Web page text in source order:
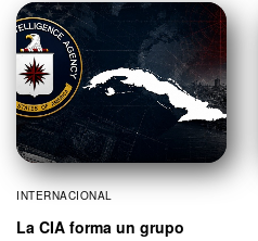
INTERNACIONAL
La CIA forma un grupo